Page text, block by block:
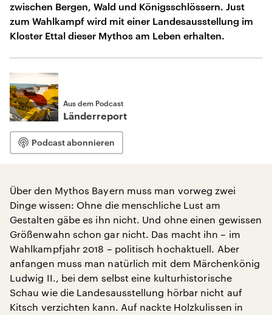
zwischen Bergen, Wald und Königsschlössern. Just
zum Wahlkampf wird mit einer Landesausstellung im
Kloster Ettal dieser Mythos am Leben erhalten.
Aus dem Podcast
Länderreport
Podcast abonnieren
Über den Mythos Bayern muss man vorweg zwei
Dinge wissen: Ohne die menschliche Lust am
Gestalten gäbe es ihn nicht. Und ohne einen gewissen
Größenwahn schon gar nicht. Das macht ihn – im
Wahlkampfjahr 2018 – politisch hochaktuell. Aber
anfangen muss man natürlich mit dem Märchenkönig
Ludwig II., bei dem selbst eine kulturhistorische
Schau wie die Landesausstellung hörbar nicht auf
Kitsch verzichten kann. Auf nackte Holzkulissen in